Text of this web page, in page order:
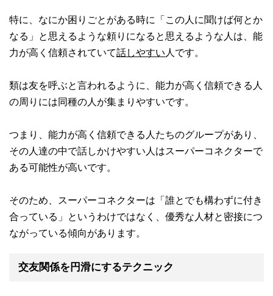
特に、なにか困りごとがある時に「この人に聞けば何とか
なる」と思えるような頼りになると思えるような人は、能
力が高く信頼されていて話しやすい 人です。
類は友を呼ぶと言われるように、能力が高く信頼できる人
の周りには同種の人が集まりやすいです。
つまり、能力が高く信頼できる人たちのグループがあり、
その人達の中で話しかけやすい人はスーパーコネクターで
ある可能性が高いです。
そのため、スーパーコネクターは「誰とでも構わずに付き
合っている」というわけではなく、優秀な人材と密接につ
ながっている傾向があります。
交友関係を円滑にするテクニック